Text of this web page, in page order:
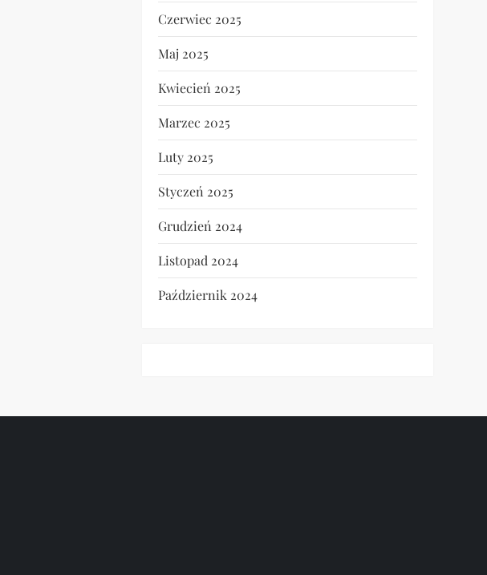
Czerwiec 2025
Maj 2025
Kwiecień 2025
Marzec 2025
Luty 2025
Styczeń 2025
Grudzień 2024
Listopad 2024
Październik 2024